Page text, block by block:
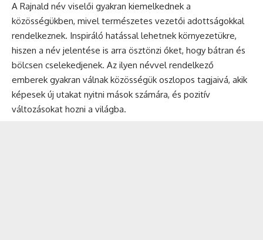
A Rajnald név viselői gyakran kiemelkednek a
közösségükben, mivel természetes vezetői adottságokkal
rendelkeznek. Inspiráló hatással lehetnek környezetükre,
hiszen a név jelentése is arra ösztönzi őket, hogy bátran és
bölcsen cselekedjenek. Az ilyen névvel rendelkező
emberek gyakran válnak közösségük oszlopos tagjaivá, akik
képesek új utakat nyitni mások számára, és pozitív
változásokat hozni a világba.